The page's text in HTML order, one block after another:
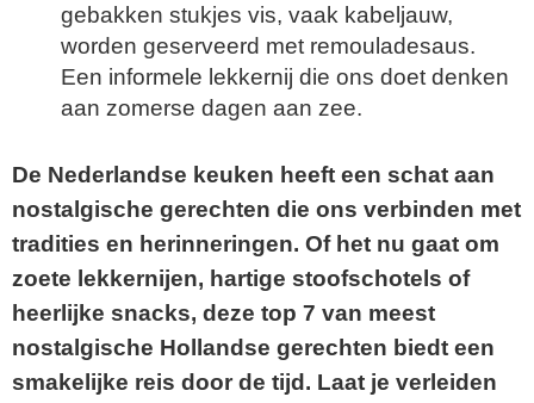
gebakken stukjes vis, vaak kabeljauw,
worden geserveerd met remouladesaus.
Een informele lekkernij die ons doet denken
aan zomerse dagen aan zee.
De Nederlandse keuken heeft een schat aan
nostalgische gerechten die ons verbinden met
tradities en herinneringen. Of het nu gaat om
zoete lekkernijen, hartige stoofschotels of
heerlijke snacks, deze top 7 van meest
nostalgische Hollandse gerechten biedt een
smakelijke reis door de tijd. Laat je verleiden